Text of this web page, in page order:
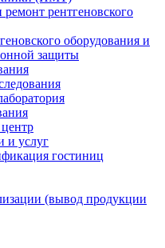
рентгеновского
оборудования и
защиты
и услуг
гостиниц
(вывод продукции